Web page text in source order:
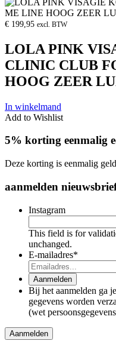
€ 199,95 excl. BTW
LOLA PINK
CLINIC CLUB
HOOG ZEER
In winkelmand
Add to Wishlist
5% korting eenmalig
Deze korting is eenmalig
aanmelden
Instagram
This field is for
unchanged.
E-mailadres*
Aanmelden
Bij het aanmelden ga
gegevens worden
(wet